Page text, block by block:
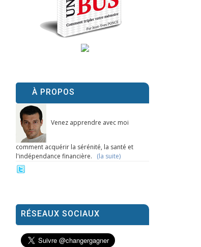
À PROPOS
Venez apprendre avec moi
comment acquérir la sérénité, la santé et
l'indépendance financière. (la suite)
RÉSEAUX SOCIAUX